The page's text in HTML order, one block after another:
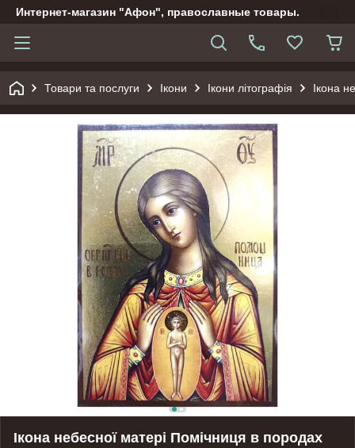
Интернет-магазин "Афон", православные товары.
Товари та послуги Ікони Ікони літографія Ікона
Ікона небесної матері Помічниця в породах